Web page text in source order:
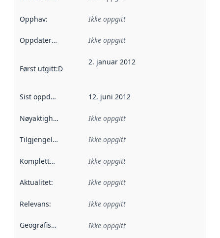
Opphav: Ikke oppgitt
Oppdateringsfrekvens :
Ikke oppgitt
Først utgitt:Denne datoen sier når dataene i dette
2. januar 2012
Sist oppdatert 12. juni 2012
Nøyaktighet Ikke oppgitt
Tilgjengelighet Ikke oppgitt
Kompletthet Ikke oppgitt
Aktualitet: Ikke oppgitt
Relevans: Ikke oppgitt
Geografisk avgrensning :
Ikke oppgitt